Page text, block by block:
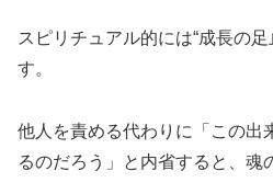
スピリチュアル的には“成長の足
す。
他人を責める代わりに「この出
るのだろう」と内省すると、魂